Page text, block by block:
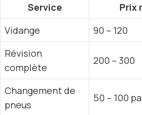
Service
Prix
Vidange
90 – 120
Révision
complète
200 – 300
Changement de
pneus
50 – 100